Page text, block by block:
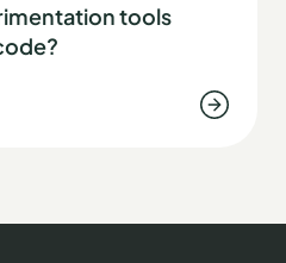
tools